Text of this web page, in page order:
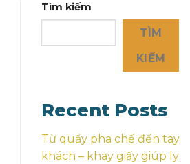
Tìm kiếm
TÌM
KIẾM
Recent Posts
Từ quầy pha chế đến tay
khách – khay giấy giúp ly